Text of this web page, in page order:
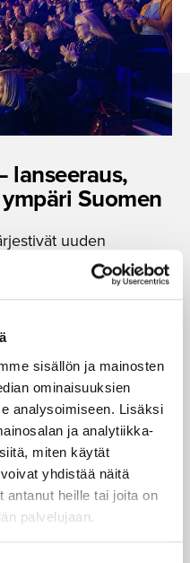
sisällön ja mainosten
ominaisuuksien
analysoimiseen. Lisäksi
ja analytiikka-
miten käytät
yhdistää näitä
antanut heille tai joita on
palvelujaan.
lanseeraus,
Suomen
uuden
Tampere-talossa.
kumppanina ja vastasi
ilmoittatuminen
ja
sisältöön ja vieraisiin
että saimme